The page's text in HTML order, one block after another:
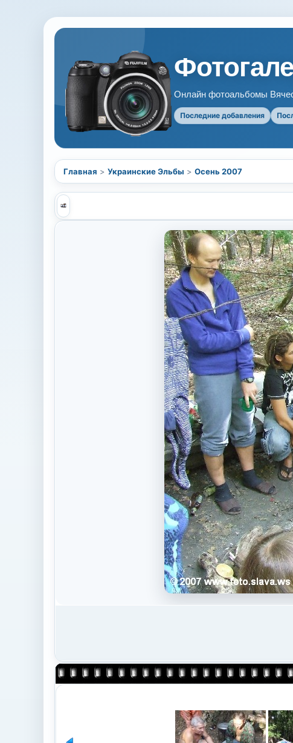
Онлайн фотоальбомы
Последние добавления
Главная > Украинские Эльбы > Осень 2007